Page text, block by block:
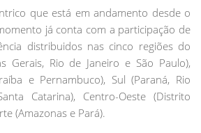
que está em andamento desde o
já conta com a participação de
distribuidos nas cinco regiões do
Gerais, Rio de Janeiro e São Paulo),
e Pernambuco), Sul (Paraná, Rio
Catarina), Centro-Oeste (Distrito
(Amazonas e Pará).